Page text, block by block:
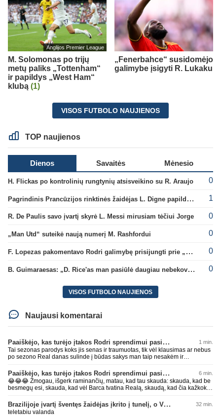
Anglijos Premier League
M. Solomonas po trijų
metų paliks „Tottenham“
ir papildys „West Ham“
klubą (1)
„Fenerbahce“ susidomėjo
galimybe įsigyti R. Lukaku
VISOS FUTBOLO NAUJIENOS
TOP naujienos
Dienos Savaitės Mėnesio
H. Flickas po kontrolinių rungtynių atsisveikino su R. Araujo 0
Pagrindinis Prancūzijos rinktinės žaidėjas L. Digne papildė PSG gretas 1
R. De Paulis savo įvartį skyrė L. Messi mirusiam tėčiui Jorge 0
„Man Utd“ suteikė naują numerį M. Rashfordui 0
F. Lopezas pakomentavo Rodri galimybę prisijungti prie „Barcelona“ ekipos 0
B. Guimaraesas: „D. Rice'as man pasiūlė daugiau nebekovoti tarpusavyje“ 0
VISOS FUTBOLO NAUJIENOS
Naujausi komentarai
Paaiškėjo, kas turėjo įtakos Rodri sprendimui pasirinkti Barselonos pusę 1 min.
Tai sezonas parodys koks jis senas ir traumuotas, tik vėl klausimas ar nebus
po sezono Real danas sulinde į būdas sakys man taip nesakėm ir
degraduoja su tais išsivartymais. Gal todėl ir problema, kad tiek pats klubas,
tiek jo fanai begalviai ir užtat titulų badas jau 2 metai iš eilės, žiūrėsim ar ir
trečiam nebus taip. O kiti klubai savo darbus daro, o ne tuščiai čia 💩
palikinėja ant kurių patys paskui paslysta.
Paaiškėjo, kas turėjo įtakos Rodri sprendimui pasirinkti Barselonos pusę 6 min.
😂😂😂 Žmogau, išgerk raminančių, matau, kad tau skauda: skauda, kad be
besmegų esi, skauda, kad vėl Barca tvatina Realą, skaudą, kad čia kažkoks
nepatare ką daryti, pyksti, nes pačio galva tuščia ir toliau mynkai įžeidinėjimų
kortą. Ech, žmogau, žmogau... geriau tu būtųm patylėjelęs. P.S. Taip žinau
Brazilijoje įvartį šventęs žaidėjas įkrito į tunelį, o VAR įvartį atšaukė 32 min.
teletabiu valanda